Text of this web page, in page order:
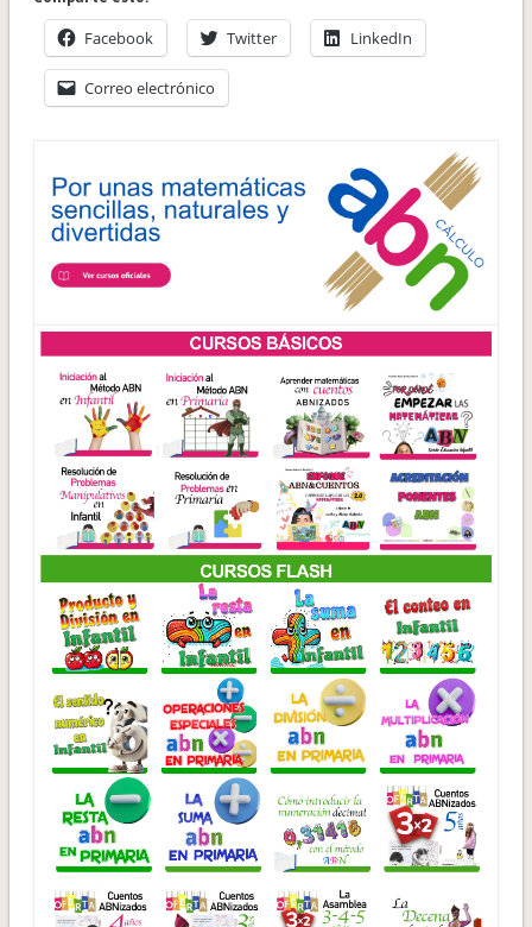
Facebook Twitter LinkedIn
Correo electrónico